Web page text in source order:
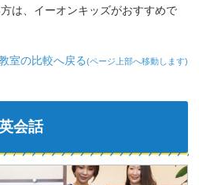
は、イーオンキッズがおすすめで
室の比較へ戻る(ページ上部へ移動します)
会話